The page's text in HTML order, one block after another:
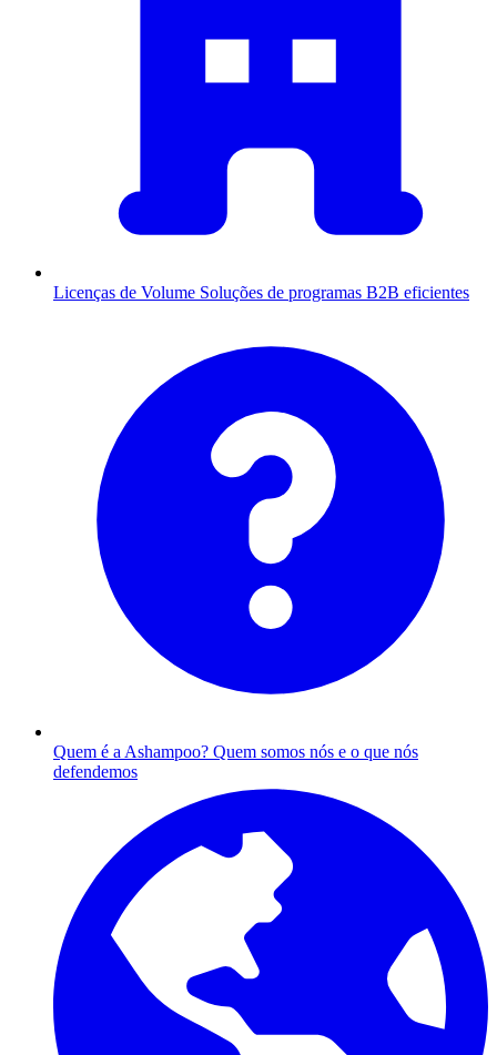
Licenças de Volume Soluções de programas B2B eficientes
Quem é a Ashampoo? Quem somos nós e o que nós
defendemos